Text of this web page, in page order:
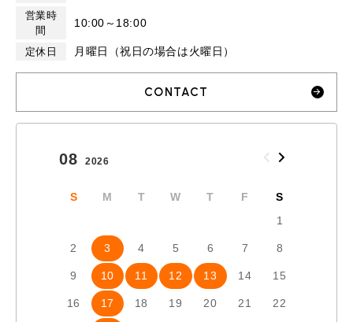
営業時
間
10:00～18:00
定休日 月曜日（祝日の場合は火曜日）
CONTACT
08 2026
S M T W T F
S
1
2 3 4 5 6 7 8
9 10 11 12 13 14 15
16 17 18 19 20 21 22